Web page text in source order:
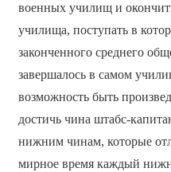
военных училищ и
училища, поступать в
законченного среднего
завершалось в самом
возможность быть
достичь чина штабс-
нижним чинам, которые
мирное время каждый